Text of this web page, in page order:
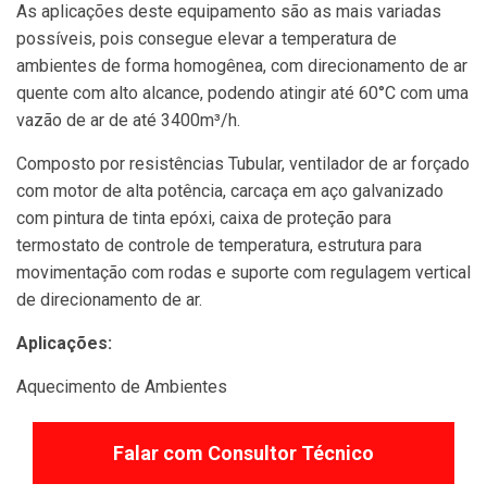
As aplicações deste equipamento são as mais variadas
possíveis, pois consegue elevar a temperatura de
ambientes de forma homogênea, com direcionamento de ar
quente com alto alcance, podendo atingir até 60°C com uma
vazão de ar de até 3400m³/h.
Composto por resistências Tubular, ventilador de ar forçado
com motor de alta potência, carcaça em aço galvanizado
com pintura de tinta epóxi, caixa de proteção para
termostato de controle de temperatura, estrutura para
movimentação com rodas e suporte com regulagem vertical
de direcionamento de ar.
Aplicações:
Aquecimento de Ambientes
Falar com Consultor Técnico